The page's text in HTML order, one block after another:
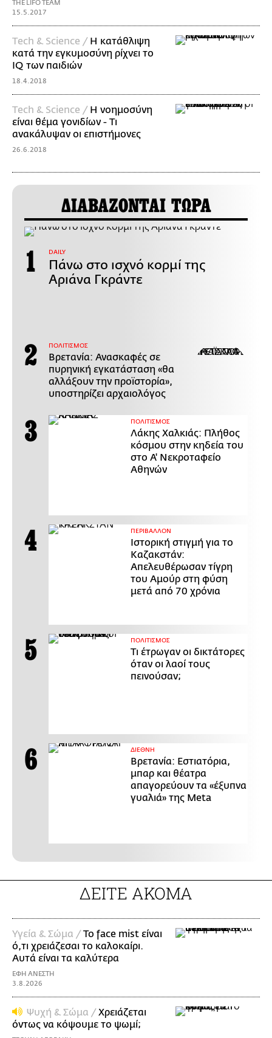
THE LIFO TEAM
15.5.2017
Τech & Science / Η κατάθλιψη
κατά την εγκυμοσύνη ρίχνει το
IQ των παιδιών
18.4.2018
Τech & Science / Η νοημοσύνη
είναι θέμα γονιδίων - Τι
ανακάλυψαν οι επιστήμονες
26.6.2018
ΔΙΑΒΑΖΟΝΤΑΙ ΤΩΡΑ
DAILY
Πάνω στο ισχνό κορμί της
Αριάνα Γκράντε
ΠΟΛΙΤΙΣΜΟΣ
Βρετανία: Ανασκαφές σε
πυρηνική εγκατάσταση «θα
αλλάξουν την προϊστορία»,
υποστηρίζει αρχαιολόγος
ΠΟΛΙΤΙΣΜΟΣ
Λάκης Χαλκιάς: Πλήθος
κόσμου στην κηδεία του
στο Α' Νεκροταφείο
Αθηνών
ΠΕΡΙΒΑΛΛΟΝ
Ιστορική στιγμή για το
Καζακστάν:
Απελευθέρωσαν τίγρη
του Αμούρ στη φύση
μετά από 70 χρόνια
ΠΟΛΙΤΙΣΜΟΣ
Τι έτρωγαν οι δικτάτορες
όταν οι λαοί τους
πεινούσαν;
ΔΙΕΘΝΗ
Βρετανία: Εστιατόρια,
μπαρ και θέατρα
απαγορεύουν τα «έξυπνα
γυαλιά» της Meta
ΔΕΙΤΕ ΑΚΟΜΑ
Υγεία & Σώμα /Το face mist είναι
ό,τι χρειάζεσαι το καλοκαίρι.
Αυτά είναι τα καλύτερα
ΕΦΗ ΑΝΕΣΤΗ
3.8.2026
Ψυχή & Σώμα /Xρειάζεται
όντως να κόψουμε το ψωμί;